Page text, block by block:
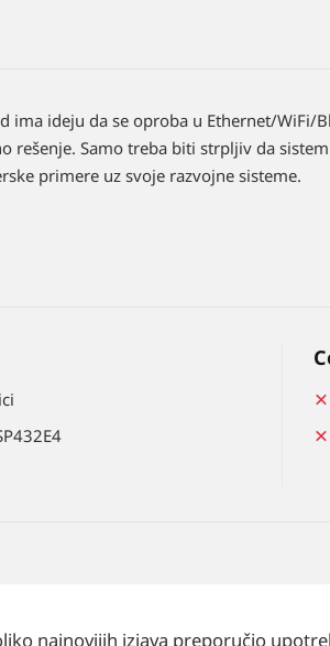
ima ideju da se oproba u Ethernet/WiFi/
rešenje. Samo treba biti strpljiv da
primere uz svoje razvojne sisteme.
najnovijih izjava preporučio